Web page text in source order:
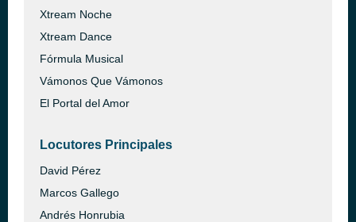
Xtream Noche
Xtream Dance
Fórmula Musical
Vámonos Que Vámonos
El Portal del Amor
Locutores Principales
David Pérez
Marcos Gallego
Andrés Honrubia